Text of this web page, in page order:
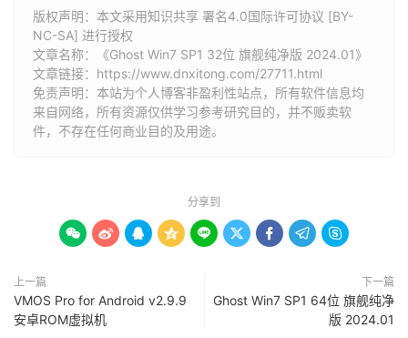
版权声明：本文采用知识共享 署名4.0国际许可协议 [BY-
NC-SA] 进行授权
文章名称：《Ghost Win7 SP1 32位 旗舰纯净版 2024.01》
文章链接： https://www.dnxitong.com/27711.html
免责声明：本站为个人博客非盈利性站点，所有软件信息均
来自网络，所有资源仅供学习参考研究目的，并不贩卖软
件，不存在任何商业目的及用途。
分享到
        
上一篇
VMOS Pro for Android v2.9.9
安卓ROM虚拟机
下一篇
Ghost Win7 SP1 64位 旗舰纯净
版 2024.01